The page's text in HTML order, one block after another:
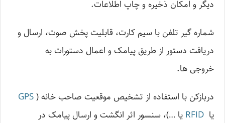
دیگر و امکان ذخیره و چاپ اطلاعات.
شماره گیر تلفن با سیم کارت، قابلیت پخش صوت، ارسال و
دریافت دستور از طریق پیامک و اعمال دستورات به
خروجی ها.
دربازکن با استفاده از تشخیص موقعیت صاحب خانه (GPS
یاRFID یا …)، سنسور اثر انگشت و ارسال پیامک در